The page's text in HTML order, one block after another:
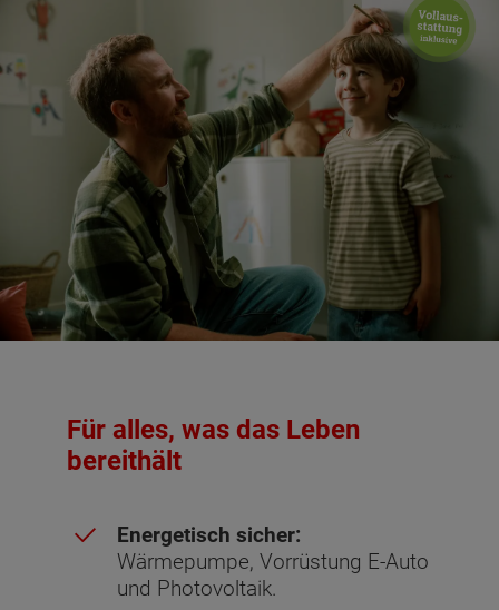
Für alles, was das Leben
bereithält
Energetisch sicher:
Wärmepumpe, Vorrüstung E-Auto
und Photovoltaik.